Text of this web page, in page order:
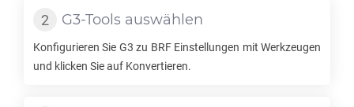
G3-Tools auswählen
Konfigurieren Sie G3 zu BRFEinstellungen mit Werkzeugen
und klicken Sie auf Konvertieren.